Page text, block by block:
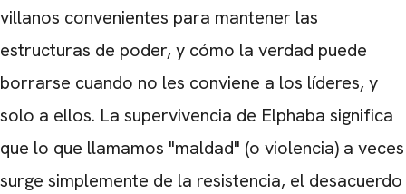
villanos convenientes para mantener las
estructuras de poder, y cómo la verdad puede
borrarse cuando no les conviene a los líderes, y
solo a ellos. La supervivencia de Elphaba significa
que lo que llamamos "maldad" (o violencia) a veces
surge simplemente de la resistencia, el desacuerdo